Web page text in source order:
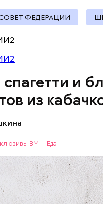
ФЕДЕРАЦИИ
спагетти и
из
ВМ Еда
ОВОЩИ РЕЦЕПТЫ